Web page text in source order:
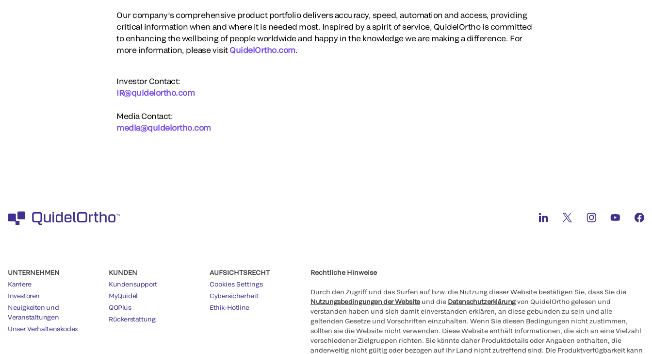
Our company’s comprehensive product portfolio delivers accuracy, speed, automation and access, providing
critical information when and where it is needed most. Inspired by a spirit of service, QuidelOrtho is committed
to enhancing the wellbeing of people worldwide and happy in the knowledge we are making a difference. For
more information, please visit QuidelOrtho.com.
Investor Contact:
IR@quidelortho.com
Media Contact:
media@quidelortho.com
UNTERNEHMEN
Karriere
Investoren
Neuigkeiten und
Veranstaltungen
Unser Verhaltenskodex
KUNDEN
Kundensupport
MyQuidel
QOPlus
Rückerstattung
AUFSICHTSRECHT
Cookies Settings
Cybersicherheit
Ethik-Hotline
Rechtliche Hinweise
Durch den Zugriff und das Surfen auf bzw. die Nutzung dieser Website bestätigen Sie, dass Sie die
Nutzungsbedingungen der Websiteund die Datenschutzerklärungvon QuidelOrtho gelesen und
verstanden haben und sich damit einverstanden erklären, an diese gebunden zu sein und alle
geltenden Gesetze und Vorschriften einzuhalten. Wenn Sie diesen Bedingungen nicht zustimmen,
sollten sie die Website nicht verwenden. Diese Website enthält Informationen, die sich an eine Vielzahl
verschiedener Zielgruppen richten. Sie könnte daher Produktdetails oder Angaben enthalten, die
anderweitig nicht gültig oder bezogen auf Ihr Land nicht zutreffend sind. Die Produktverfügbarkeit kann